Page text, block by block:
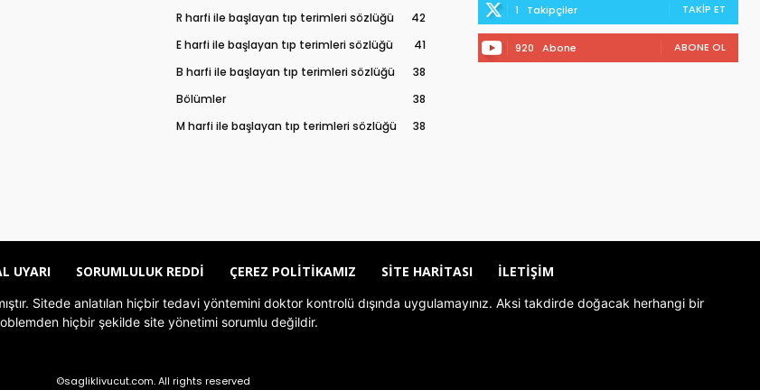
R harfi ile başlayan tıp terimleri sözlüğü
42
E harfi ile başlayan tıp terimleri sözlüğü
41
B harfi ile başlayan tıp terimleri sözlüğü
38
Bölümler
38
M harfi ile başlayan tıp terimleri sözlüğü
38
1 Takipçiler TAKIP ET
920 Abone ABONE OL
UYARI SORUMLULUK REDDI ÇEREZ POLITIKAMIZ SITE HARITASI İLETIŞIM
Sitede anlatılan hiçbir tedavi yöntemini doktor kontrolü dışında uygulamayınız. Aksi takdirde doğacak herhangi bir
hiçbir şekilde site yönetimi sorumlu değildir.
©sagliklivucut.com. All rights reserved